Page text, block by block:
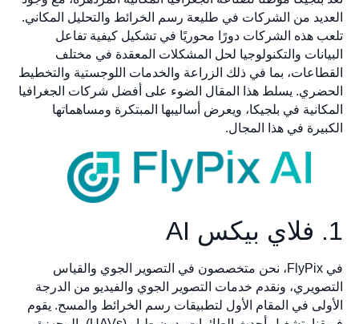
العديد من الشركات في طليعة رسم الخرائط والتحليل المكاني.
تلعب هذه الشركات دورًا محوريًا في تشكيل كيفية تفاعل
البيانات والتكنولوجيا لحل المشكلات المعقدة في مختلف
القطاعات، بما في ذلك الزراعة والخدمات اللوجستية والتخطيط
الحضري. يسلط هذا المقال الضوء على أفضل شركات الجغرافيا
المكانية في بلجيكا، ويعرض أساليبها المبتكرة ومساهماتها
الكبيرة في هذا المجال.
1. فلاي بيكس AI
في FlyPix، نحن متخصصون في التصوير الجوي والقياس
التصويري، ونقدم خدمات التصوير الجوي والفيديو من الدرجة
الأولى في المقام الأول لتطبيقات رسم الخرائط والمسح. يقوم